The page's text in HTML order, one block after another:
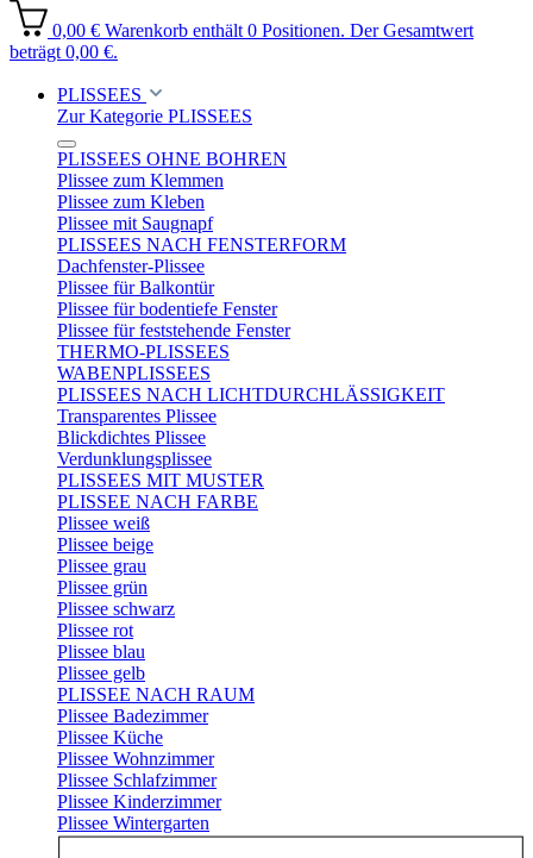
0,00 € Warenkorb enthält 0 Positionen. Der Gesamtwert
beträgt 0,00 €.
PLISSEES
Zur Kategorie PLISSEES
PLISSEES OHNE BOHREN
Plissee zum Klemmen
Plissee zum Kleben
Plissee mit Saugnapf
PLISSEES NACH FENSTERFORM
Dachfenster-Plissee
Plissee für Balkontür
Plissee für bodentiefe Fenster
Plissee für feststehende Fenster
THERMO-PLISSEES
WABENPLISSEES
PLISSEES NACH LICHTDURCHLÄSSIGKEIT
Transparentes Plissee
Blickdichtes Plissee
Verdunklungsplissee
PLISSEES MIT MUSTER
PLISSEE NACH FARBE
Plissee weiß
Plissee beige
Plissee grau
Plissee grün
Plissee schwarz
Plissee rot
Plissee blau
Plissee gelb
PLISSEE NACH RAUM
Plissee Badezimmer
Plissee Küche
Plissee Wohnzimmer
Plissee Schlafzimmer
Plissee Kinderzimmer
Plissee Wintergarten